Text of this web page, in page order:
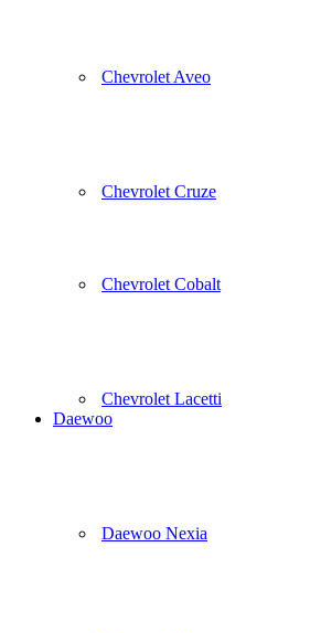
Chevrolet Aveo
Chevrolet Cruze
Chevrolet Cobalt
Chevrolet Lacetti
Daewoo
Daewoo Nexia